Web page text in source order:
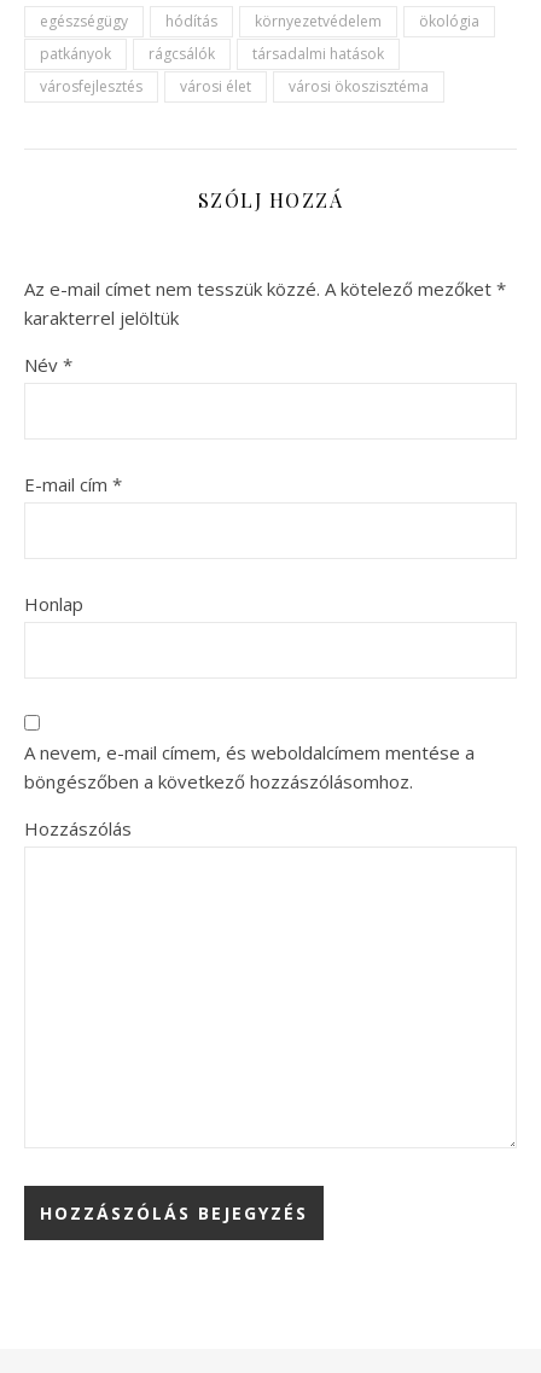
egészségügy hódítás környezetvédelem
ökológia
patkányok
rágcsálók
társadalmi hatások
városfejlesztés
városi élet városi ökoszisztéma
SZÓLJ HOZZÁ
Az e-mail címet nem tesszük közzé. A kötelező mezőket *
karakterrel jelöltük
Név *
E-mail cím *
Honlap
A nevem, e-mail címem, és weboldalcímem mentése a
böngészőben a következő hozzászólásomhoz.
Hozzászólás